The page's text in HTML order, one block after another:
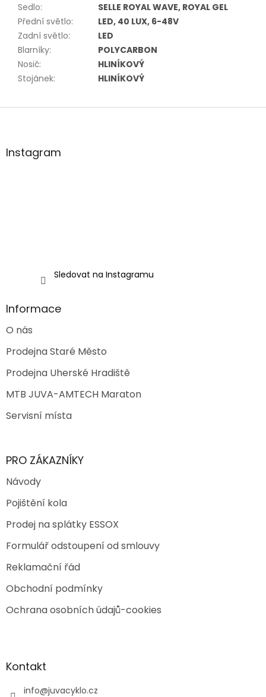
Sedlo:
SELLE ROYAL WAVE, ROYAL GEL
Přední světlo:
LED, 40 LUX, 6-48V
Zadní světlo:
LED
Blarníky:
POLYCARBON
Nosič:
HLINÍKOVÝ
Stojánek: HLINÍKOVÝ
Z
aInstagram
Sledovat na Instagramu
Informace
O nás
Prodejna Staré Město
Prodejna Uherské Hradiště
MTB JUVA-AMTECH Maraton
Servisní místa
PRO ZÁKAZNÍKY
Návody
Pojištění kola
Prodej na splátky ESSOX
Formulář odstoupení od smlouvy
Reklamační řád
Obchodní podmínky
Ochrana osobních údajů-cookies
Kontakt
info@juvacyklo.cz